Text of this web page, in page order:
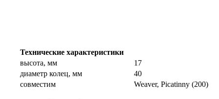
Технические характеристики
высота, мм
17
диаметр колец, мм
40
совместим
Weaver, Picatinny (200)